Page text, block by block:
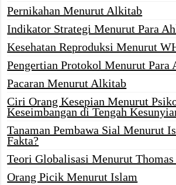
Pernikahan Menurut Alkitab
Indikator Strategi Menurut Para
Kesehatan Reproduksi Menurut
Pengertian Protokol Menurut Para
Pacaran Menurut Alkitab
Ciri Orang Kesepian Menurut
Keseimbangan di Tengah
Tanaman Pembawa Sial Menurut
Fakta?
Teori Globalisasi Menurut
Orang Picik Menurut Islam